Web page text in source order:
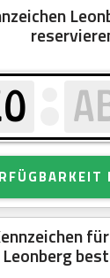
Leonberg